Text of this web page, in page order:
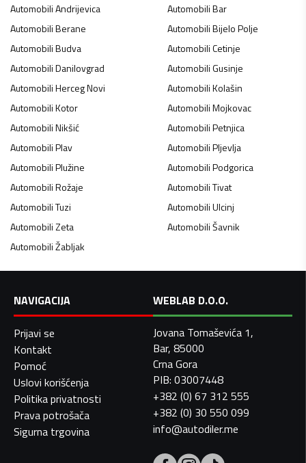
AutomobiliAndrijevica AutomobiliBar
AutomobiliBerane AutomobiliBijelo Polje
AutomobiliBudva AutomobiliCetinje
AutomobiliDanilovgrad AutomobiliGusinje
AutomobiliHerceg Novi AutomobiliKolašin
AutomobiliKotor AutomobiliMojkovac
AutomobiliNikšić AutomobiliPetnjica
AutomobiliPlav AutomobiliPljevlja
AutomobiliPlužine AutomobiliPodgorica
AutomobiliRožaje AutomobiliTivat
AutomobiliTuzi AutomobiliUlcinj
AutomobiliZeta AutomobiliŠavnik
AutomobiliŽabljak
NAVIGACIJA
Prijavi se
Kontakt
Pomoć
Uslovi korišćenja
Politika privatnosti
Prava potrošača
Sigurna trgovina
WEBLAB D.O.O.
Jovana Tomaševića 1,
Bar, 85000
Crna Gora
PIB: 03007448
+382 (0) 67 312 555
+382 (0) 30 550 099
info@autodiler.me